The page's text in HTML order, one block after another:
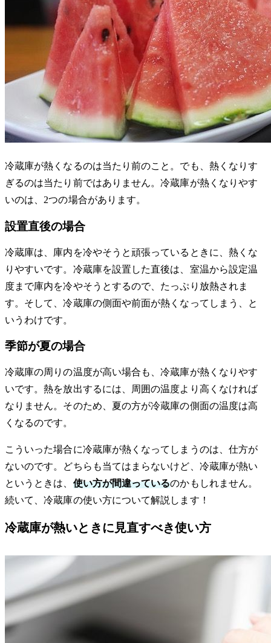
冷蔵庫が熱くなるのは当たり前のこと。でも、熱くなりす
ぎるのは当たり前ではありません。冷蔵庫が熱くなりやす
いのは、2つの場合があります。
設置直後の場合
冷蔵庫は、庫内を冷やそうと頑張っているときに、熱くな
りやすいです。冷蔵庫を設置した直後は、室温から設定温
度まで庫内を冷やそうとするので、たっぷり放熱されま
す。そして、冷蔵庫の側面や前面が熱くなってしまう、と
いうわけです。
季節が夏の場合
冷蔵庫の周りの温度が高い場合も、冷蔵庫が熱くなりやす
いです。熱を放出するには、周囲の温度より高くなければ
なりません。そのため、夏の方が冷蔵庫の側面の温度は高
くなるのです。
こういった場合に冷蔵庫が熱くなってしまうのは、仕方が
ないのです。どちらも当てはまらないけど、冷蔵庫が熱い
というときは、 使い方が間違っているのかもしれません。
続いて、冷蔵庫の使い方について解説します！
冷蔵庫が熱いときに見直すべき使い方